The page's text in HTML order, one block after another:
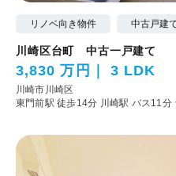
リノベ向き物件 中古戸建
川崎区台町 中古一戸建て
3,830 万円 3 LDK
川崎市川崎区
東門前駅 徒歩14分 川崎駅 バス11分